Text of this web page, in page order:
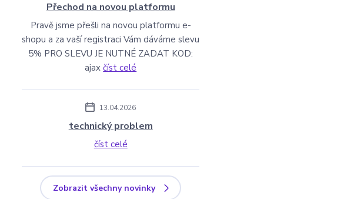
Přechod na novou platformu
Pravě jsme přešli na novou platformu e-
shopu a za vaší registraci Vám dáváme slevu
5% PRO SLEVU JE NUTNÉ ZADAT KOD:
ajaxčíst celé
13.04.2026
technický problem
číst celé
Zobrazit všechny novinky